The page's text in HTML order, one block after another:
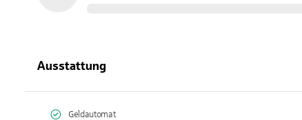
Ausstattung
Geldautomat